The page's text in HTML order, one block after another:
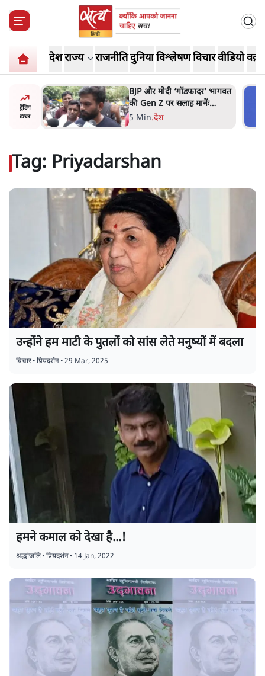
देशराज्य राजनीतिदुनियाविश्लेषणविचारवीडियो
ट्रेंडिंग
ख़बर
BJP और मोदी ‘गॉडफादर’ भागवत
की Gen Z पर सलाह मानेंः
अभिजीत दिपके
5 Min.देश
Tag: Priyadarshan
उन्होंने हम माटी के पुतलों को सांस लेते मनुष्यों में बदला
विचार•प्रियदर्शन•29 Mar, 2025
हमने कमाल को देखा है...!
श्रद्धांजलि•प्रियदर्शन• 14 Jan, 2022